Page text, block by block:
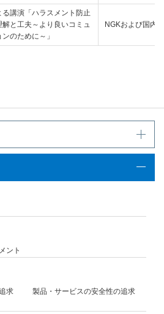
る講演「ハラスメント防止
解と工夫～より良いコミュ
のために～」
NGKおよび国内
ント
求
製品・サービスの安全性の追求